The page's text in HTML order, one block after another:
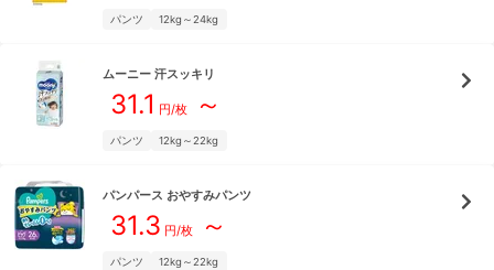
パンツ 12kg～24kg
ムーニー 汗スッキリ
31.1 円/枚～
パンツ 12kg～22kg
パンパース おやすみパンツ
31.3 円/枚～
パンツ 12kg～22kg